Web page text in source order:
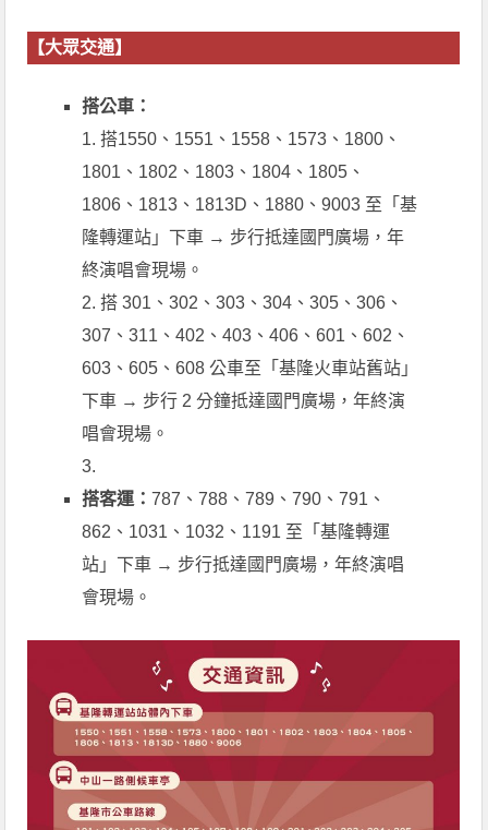
【大眾交通】
搭公車：
1. 搭1550、1551、1558、1573、1800、
1801、1802、1803、1804、1805、
1806、1813、1813D、1880、9003 至「基
隆轉運站」下車 → 步行抵達國門廣場，年
終演唱會現場。
2. 搭 301、302、303、304、305、306、
307、311、402、403、406、601、602、
603、605、608 公車至「基隆火車站舊站」
下車 → 步行 2 分鐘抵達國門廣場，年終演
唱會現場。
3.
搭客運：787、788、789、790、791、
862、1031、1032、1191 至「基隆轉運
站」下車 → 步行抵達國門廣場，年終演唱
會現場。